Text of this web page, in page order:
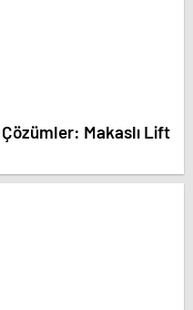
Makaslı Lift